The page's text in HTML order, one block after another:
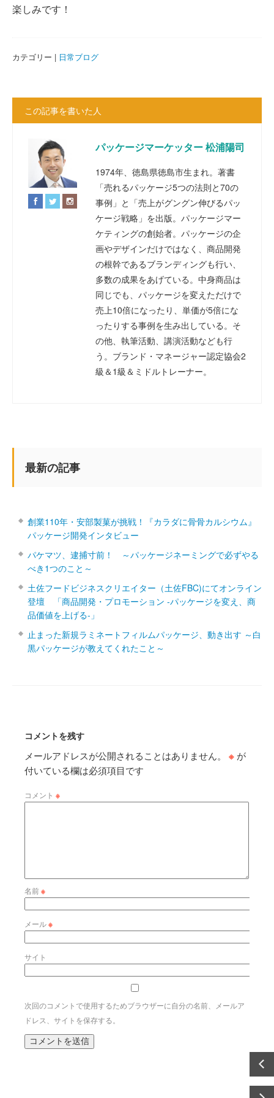
楽しみです！
カテゴリー | 日常ブログ
この記事を書いた人
パッケージマーケッター 松浦陽司
1974年、徳島県徳島市生まれ。著書
「売れるパッケージ5つの法則と70の
事例」と「売上がグングン伸びるパッ
ケージ戦略」を出版。パッケージマー
ケティングの創始者。パッケージの企
画やデザインだけではなく、商品開発
の根幹であるブランディングも行い、
多数の成果をあげている。中身商品は
同じでも、パッケージを変えただけで
売上10倍になったり、単価が5倍にな
ったりする事例を生み出している。そ
の他、執筆活動、講演活動なども行
う。ブランド・マネージャー認定協会2
級＆1級＆ミドルトレーナー。
最新の記事
創業110年・安部製菓が挑戦！『カラダに骨骨カルシウム』
パッケージ開発インタビュー
パケマツ、逮捕寸前！ ～パッケージネーミングで必ずやる
べき1つのこと～
土佐フードビジネスクリエイター（土佐FBC)にてオンライン
登壇 「商品開発・プロモーション ‐パッケージを変え、商
品価値を上げる‐」
止まった新規ラミネートフィルムパッケージ、動き出す ～白
黒パッケージが教えてくれたこと～
コメントを残す
メールアドレスが公開されることはありません。 ※ が
付いている欄は必須項目です
コメント ※
名前※
メール※
サイト
次回のコメントで使用するためブラウザーに自分の名前、メールア
ドレス、サイトを保存する。